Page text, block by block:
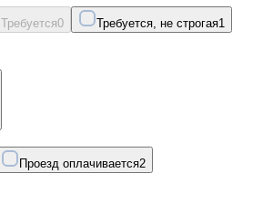
Требуется0 Требуется, не строгая1
Проезд оплачивается2